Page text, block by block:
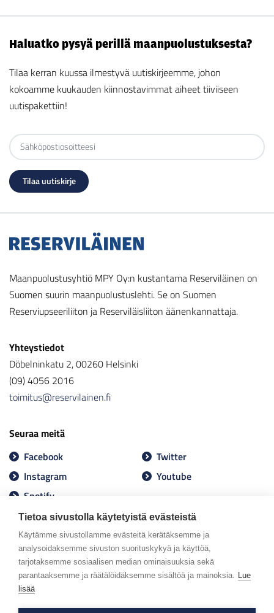
Tietoa sivustolla käytetyistä evästeistä
Käytämme sivustollamme evästeitä kerätäksemme ja
analysoidaksemme sivuston suorituskykyä ja käyttöä,
tarjotaksemme sosiaalisen median ominaisuuksia sekä
parantaaksemme ja räätälöidäksemme sisältöä ja mainoksia. Lue
lisää
Haluatko pysyä perillä maanpuolustuksesta?
Tilaa kerran kuussa ilmestyvä uutiskirjeemme, johon
kokoamme kuukauden kiinnostavimmat aiheet tiiviiseen
uutispakettiin!
Maanpuolustusyhtiö MPY Oy:n kustantama Reserviläinen on
Suomen suurin maanpuolustuslehti. Se on Suomen
Reserviupseeriliiton ja Reserviläisliiton äänenkannattaja.
Yhteystiedot
Döbelninkatu 2, 00260 Helsinki
(09) 4056 2016
toimitus@reservilainen.fi
Seuraa meitä
Facebook
Twitter
Instagram
Youtube
Spotify